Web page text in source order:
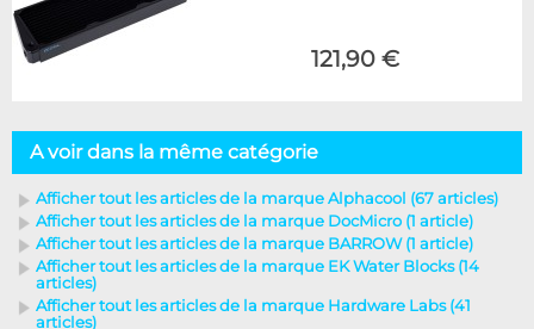
121,90 €
A voir dans la même catégorie
Afficher tout les articles de la marque Alphacool (67 articles)
Afficher tout les articles de la marque DocMicro (1 article)
Afficher tout les articles de la marque BARROW (1 article)
Afficher tout les articles de la marque EK Water Blocks (14
articles)
Afficher tout les articles de la marque Hardware Labs (41
articles)